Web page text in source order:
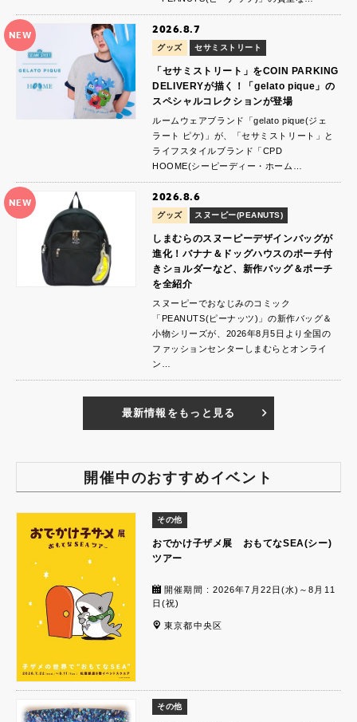
NEW 2026.8.7
グッズ セサミストリート
「セサミストリート」をCOIN PARKING
DELIVERYが描く！「gelato pique」の
スペシャルコレクションが登場
ルームウェアブランド「gelato pique(ジェ
ラート ピケ)」が、「セサミストリート」と
ライフスタイルブランド「CPD
HOOME(シーピーディー・ホーム…
NEW 2026.8.6
グッズ スヌーピー(PEANUTS)
しまむらのスヌーピーデザインバッグが
進化！バナナ＆ドッグハウスのポーチ付
きショルダーなど、新作バッグ＆ポーチ
を全紹介
スヌーピーでおなじみのコミック
「PEANUTS(ピーナッツ)」の新作バッグ＆
小物シリーズが、2026年8月5日より全国の
ファッションセンターしまむらとオンライ
ン…
最新情報をもっと見る
開催中のおすすめイベント
その他
おでかけ子ザメ展 おもてなSEA(シー)
ツアー
開催期間 : 2026年7月22日(水)～8月11
日(祝)
東京都中央区
その他